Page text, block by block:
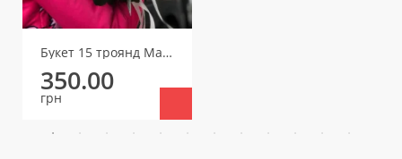
Букет 15 троянд Мадам Бомбастік (один бутон)
350.00
грн